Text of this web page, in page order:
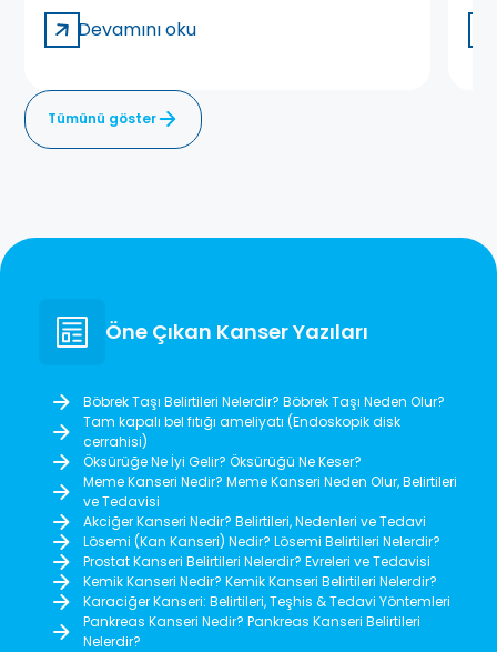
Devamını oku
Tümünü göster
Öne Çıkan Kanser Yazıları
Böbrek Taşı Belirtileri Nelerdir? Böbrek Taşı Neden Olur?
Tam kapalı bel fıtığı ameliyatı (Endoskopik disk
cerrahisi)
Öksürüğe Ne İyi Gelir? Öksürüğü Ne Keser?
Meme Kanseri Nedir? Meme Kanseri Neden Olur, Belirtileri
ve Tedavisi
Akciğer Kanseri Nedir? Belirtileri, Nedenleri ve Tedavi
Lösemi (Kan Kanseri) Nedir? Lösemi Belirtileri Nelerdir?
Prostat Kanseri Belirtileri Nelerdir? Evreleri ve Tedavisi
Kemik Kanseri Nedir? Kemik Kanseri Belirtileri Nelerdir?
Karaciğer Kanseri: Belirtileri, Teşhis & Tedavi Yöntemleri
Pankreas Kanseri Nedir? Pankreas Kanseri Belirtileri
Nelerdir?